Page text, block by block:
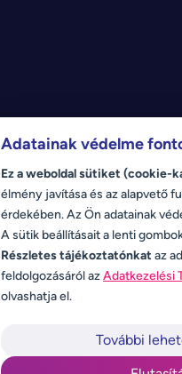
Adatainak védelme
Ez a weboldal sütiket (cookie-
élmény javítása és az alapvető
érdekében. Az Ön adatainak
A sütik beállításait a lenti
Részletes tájékoztatónkat az
feldolgozásáról azAdatkezelési
olvashatja el.
További